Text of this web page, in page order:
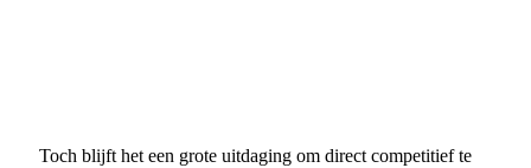
Toch blijft het een grote uitdaging om direct competitief te